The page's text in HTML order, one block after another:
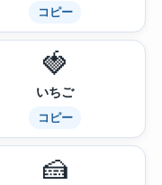
コピー
🍓
いちご
コピー
🍰